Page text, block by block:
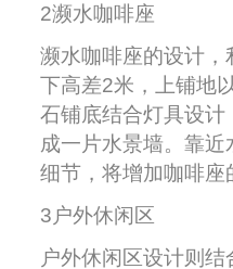
2濒水咖啡座
濒水咖啡座的设计
下高差2米，上铺地
石铺底结合灯具设
成一片水景墙。靠
细节，将增加咖啡
3户外休闲区
户外休闲区设计则